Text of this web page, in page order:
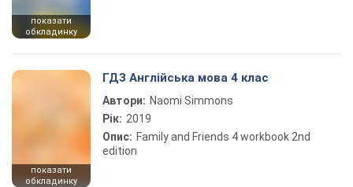
показати
обкладинку
показати
обкладинку
ГДЗ Англійська мова 4 клас
Автори: Naomi Simmons
Рік: 2019
Опис: Family and Friends 4 workbook 2nd
edition